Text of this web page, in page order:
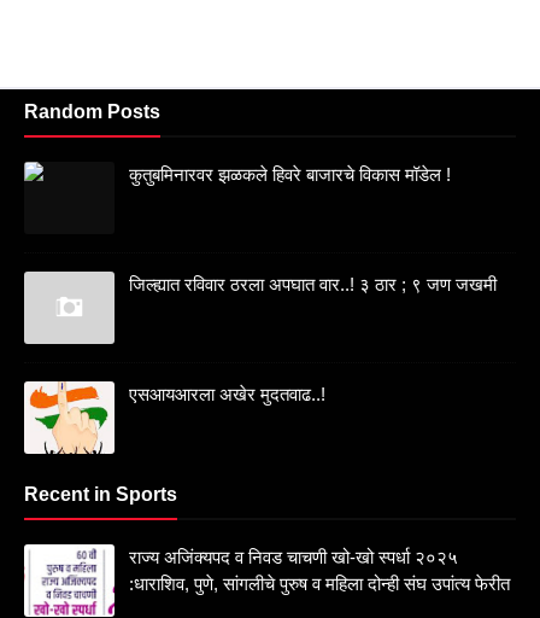
Random Posts
कुतुबमिनारवर झळकले हिवरे बाजारचे विकास मॉडेल !
जिल्ह्यात रविवार ठरला अपघात वार..! ३ ठार ; ९ जण जखमी
एसआयआरला अखेर मुदतवाढ..!
Recent in Sports
राज्य अजिंक्यपद व निवड चाचणी खो-खो स्पर्धा २०२५
:धाराशिव, पुणे, सांगलीचे पुरुष व महिला दोन्ही संघ उपांत्य फेरीत